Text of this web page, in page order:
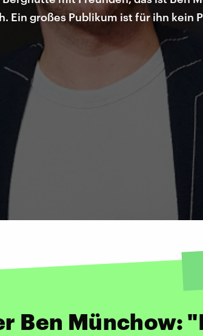
Ein großes Publikum ist für ihn
Ben Münchow: